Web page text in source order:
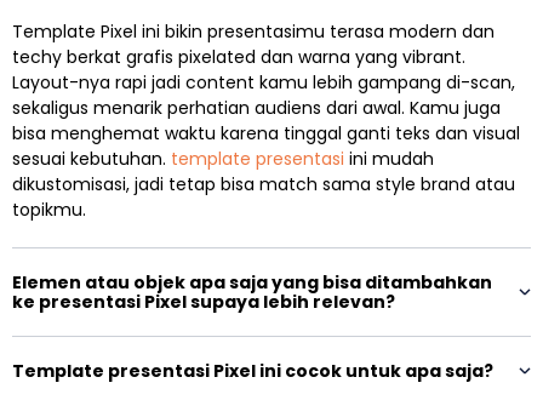
Template Pixel ini bikin presentasimu terasa modern dan
techy berkat grafis pixelated dan warna yang vibrant.
Layout-nya rapi jadi content kamu lebih gampang di-scan,
sekaligus menarik perhatian audiens dari awal. Kamu juga
bisa menghemat waktu karena tinggal ganti teks dan visual
sesuai kebutuhan. template presentasi ini mudah
dikustomisasi, jadi tetap bisa match sama style brand atau
topikmu.
Elemen atau objek apa saja yang bisa ditambahkan
ke presentasi Pixel supaya lebih relevan?
Template presentasi Pixel ini cocok untuk apa saja?